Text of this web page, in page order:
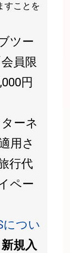
すことを
ツー
員限
円
ーネ
用さ
行代
ペー
につい
規入